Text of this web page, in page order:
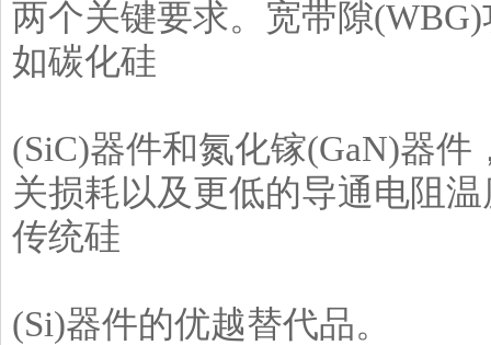
两个关键要求。宽带隙
如碳化硅
(SiC)器件和氮化镓(GaN)器
关损耗以及更低的导通电阻
传统硅
(Si)器件的优越替代品。